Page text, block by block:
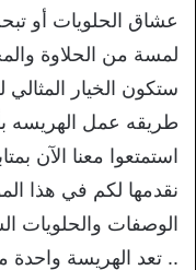
عشاق الحلويات أو
لمسة من الحلاوة
ستكون الخيار
طريقه عمل الهريسه
استمتعوا معنا الآن
نقدمها لكم في هذا
الوصفات والحلويات
.. تعد الهريسة واحدة